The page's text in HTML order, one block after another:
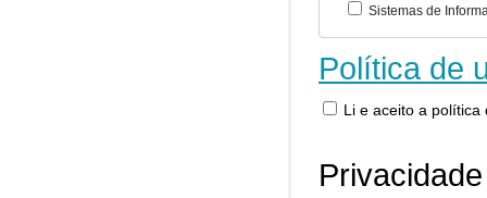
Sistemas de
Política de
Li e aceito a política